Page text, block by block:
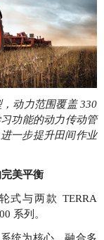
动力范围覆盖 330
功能的动力传动管
一步提升田间作业
美平衡
式与两款 TERRA
系列。